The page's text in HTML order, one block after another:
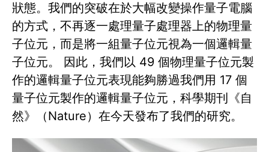
狀態。我們的突破在於大幅改變操作量子電腦
的方式，不再逐一處理量子處理器上的物理量
子位元，而是將一組量子位元視為一個邏輯量
子位元。 因此，我們以 49 個物理量子位元製
作的邏輯量子位元表現能夠勝過我們用 17 個
量子位元製作的邏輯量子位元，科學期刊《自
然》（Nature）在今天發布了我們的研究。